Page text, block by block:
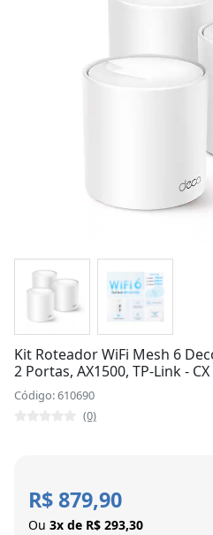
Kit Roteador WiFi Mesh 6
2 Portas, AX1500, TP-Link -
Código: 610690
(0)
R$ 879,90
Ou 3x de R$ 293,30